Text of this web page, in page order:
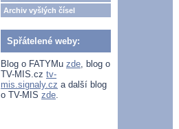
Archiv vyšlých čísel
Spřátelené weby:
Blog o FATYMu zde, blog o
TV-MIS.cz tv-
mis.signaly.cz a další blog
o TV-MIS zde.